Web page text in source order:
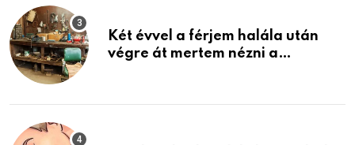
Két évvel a férjem halála után
végre át mertem nézni a
életemet